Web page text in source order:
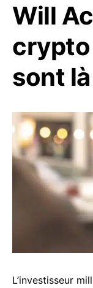
Will
crypto
sont
L’investisseur